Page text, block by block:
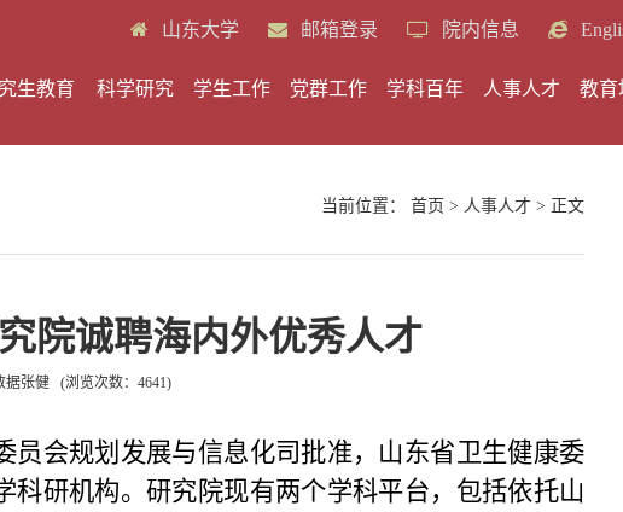
山东大学 邮箱登录 院内信息
生教育 科学研究 学生工作 党群工作 学科百年 人事人才 教育
当前位置： 首页 > 人事人才> 正文
院诚聘海内外优秀人才
据张健 (浏览次数： 4641)
员会规划发展与信息化司批准，山东省卫生健康委
研机构。研究院现有两个学科平台，包括依托山